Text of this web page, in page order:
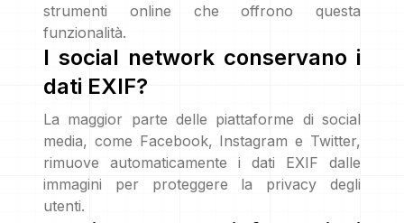
strumenti online che offrono questa
funzionalità.
I social network conservano i
dati EXIF?
La maggior parte delle piattaforme di social
media, come Facebook, Instagram e Twitter,
rimuove automaticamente i dati EXIF dalle
immagini per proteggere la privacy degli
utenti.